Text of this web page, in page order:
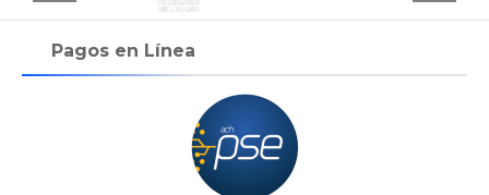
Pagos en Línea